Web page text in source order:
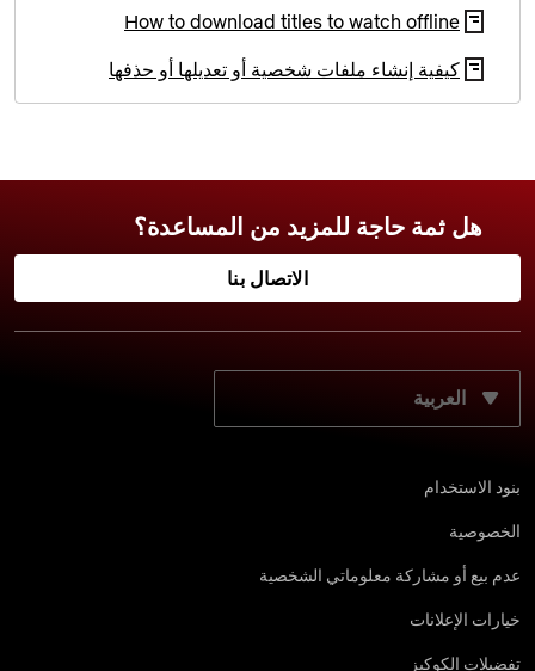
How to download titles to watch offline
كيفية إنشاء ملفات شخصية أو تعديلها أو حذفها
هل ثمة حاجة للمزيد من المساعدة؟
الاتصال بنا
حدّد لغتك المفضّلة:
بنود الاستخدام
الخصوصية
عدم بيع أو مشاركة معلوماتي الشخصية
خيارات الإعلانات
تفضيلات الكوكيز